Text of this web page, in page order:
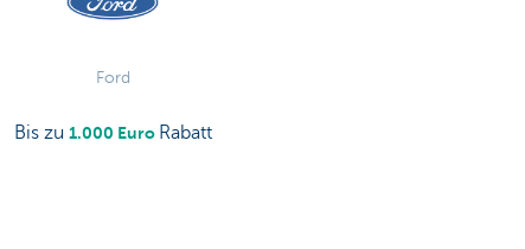
Ford
Bis zu 1.000 Euro Rabatt